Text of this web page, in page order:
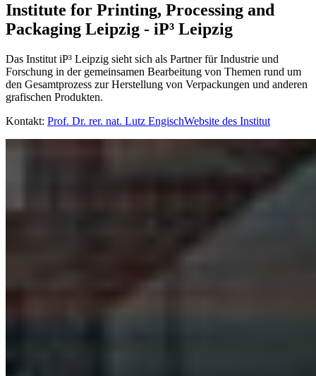
Institute for Printing, Processing and
Packaging Leipzig - iP³ Leipzig
Das Institut iP³ Leipzig sieht sich als Partner für Industrie und
Forschung in der gemeinsamen Bearbeitung von Themen rund um
den Gesamtprozess zur Herstellung von Verpackungen und anderen
grafischen Produkten.
Kontakt: Prof. Dr. rer. nat. Lutz EngischWebsite des Institut